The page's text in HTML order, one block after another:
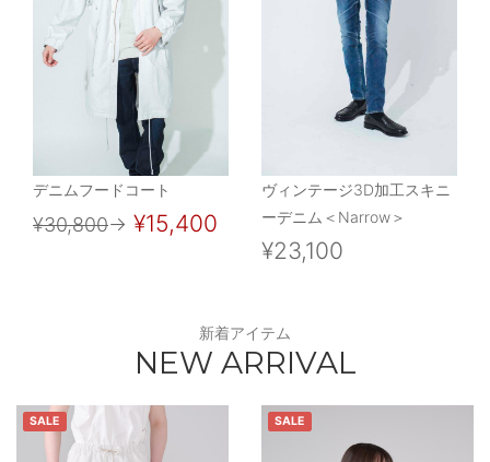
デニムフードコート
¥30,800→ ¥15,400
ヴィンテージ3D加工スキニ
ーデニム＜Narrow＞
¥23,100
新着アイテム
NEW ARRIVAL
SALE SALE